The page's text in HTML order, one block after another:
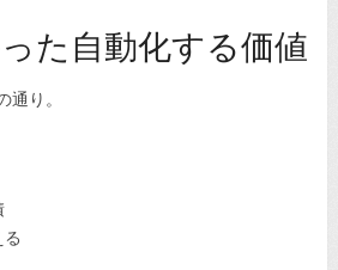
た自動化する価値
り。